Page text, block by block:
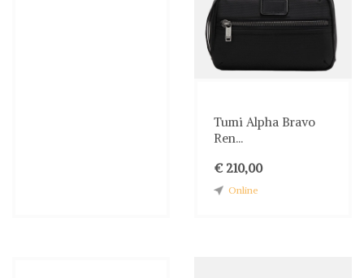
Tumi Alpha Bravo
Ren...
€ 210,00
Online